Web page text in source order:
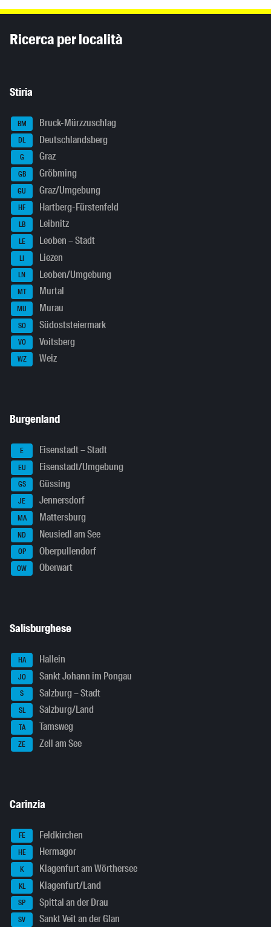
Ricerca per località
Stiria
BM Bruck-Mürzzuschlag
DL Deutschlandsberg
G Graz
GB Gröbming
GU Graz/Umgebung
HF Hartberg-Fürstenfeld
LB Leibnitz
LE Leoben – Stadt
LI Liezen
LN Leoben/Umgebung
MT Murtal
MU Murau
SO Südoststeiermark
VO Voitsberg
WZ Weiz
Burgenland
E Eisenstadt – Stadt
EU Eisenstadt/Umgebung
GS Güssing
JE Jennersdorf
MA Mattersburg
ND Neusiedl am See
OP Oberpullendorf
OW Oberwart
Salisburghese
HA Hallein
JO Sankt Johann im Pongau
S Salzburg – Stadt
SL Salzburg/Land
TA Tamsweg
ZE Zell am See
Carinzia
FE Feldkirchen
HE Hermagor
K Klagenfurt am Wörthersee
KL Klagenfurt/Land
SP Spittal an der Drau
SV Sankt Veit an der Glan